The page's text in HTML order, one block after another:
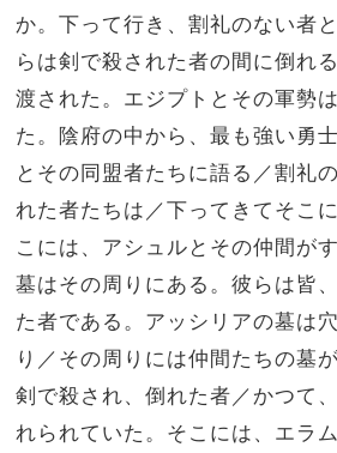
か。下って行き、割礼のない者
らは剣で殺された者の間に倒れ
渡された。エジプトとその軍勢
た。陰府の中から、最も強い勇
とその同盟者たちに語る／割礼
れた者たちは／下ってきてそこ
こには、アシュルとその仲間が
墓はその周りにある。彼らは皆
た者である。アッシリアの墓は
り／その周りには仲間たちの墓
剣で殺され、倒れた者／かつて
れられていた。そこには、エラ